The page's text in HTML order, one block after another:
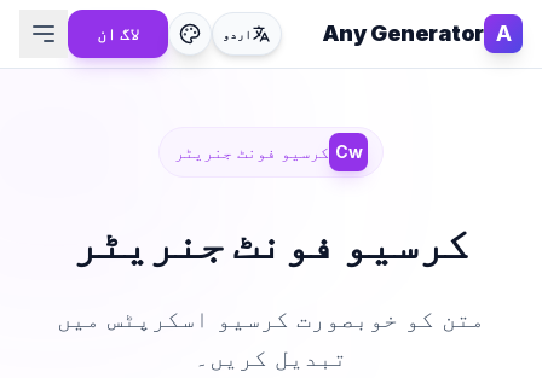
A
Any Generator اردو لاگ ان
Cw کرسیو فونٹ جنریٹر
کرسیو فونٹ جنریٹر
متن کو خوبصورت کرسیو اسکرپٹس میں
تبدیل کریں۔